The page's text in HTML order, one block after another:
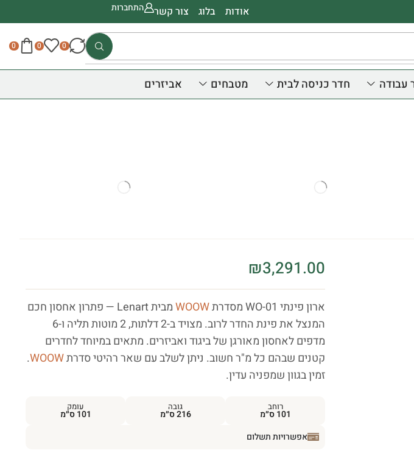
אודות בלוג צור קשר התחברות
0
0
0
עבודה חדר כניסה לבית מטבחים אביזרים
₪3,291.00
ארון פינתי WO-01 מסדרת WOOW
מבית Lenart — פתרון אחסון חכם
המנצל את פינת החדר לרוב. מצויד ב-2 דלתות, 2 מוטות תליה ו-6
מדפים לאחסון מאורגן של ביגוד ואביזרים. מתאים במיוחד לחדרים
קטנים שבהם כל מ"ר חשוב. ניתן לשלב עם שאר רהיטי סדרתWOOW
.
זמין בגוון שמפניה עדין.
רוחב
101 ס״מ
גובה
216 ס״מ
עומק
101 ס״מ
אפשרויות תשלום